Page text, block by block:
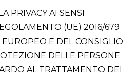
PRIVACY AI SENSI
(UE) 2016/679
E DEL CONSIGLIO
DELLE PERSONE
AL TRATTAMENTO DEI